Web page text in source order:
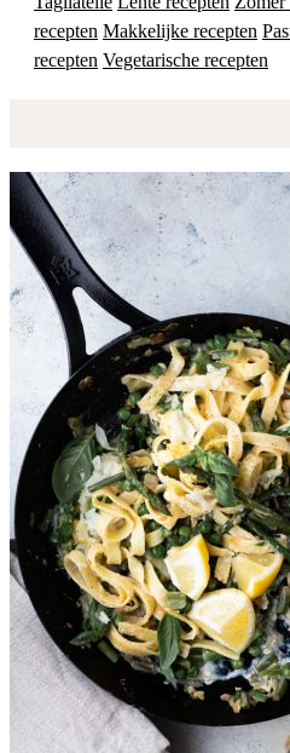
recepten Makkelijke recepten
recepten Vegetarische recepten